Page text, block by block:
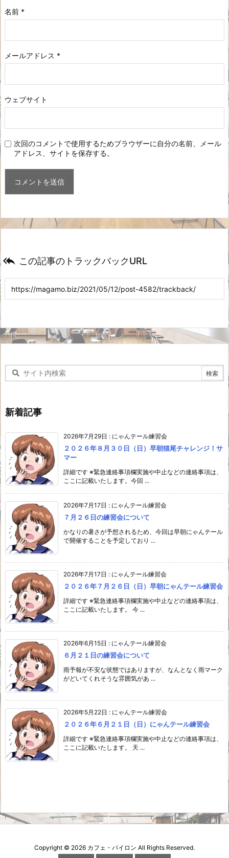
名前 *
メールアドレス *
ウェブサイト
次回のコメントで使用するためブラウザーに自分の名前、メール
アドレス、サイトを保存する。
 この記事のトラックバックURL
新着記事
2026年7月29日 : にゃんテール練習会
２０２６年８月３０日（日）早朝猫尾チャレンジ！サ
マー
詳細です ※緊急連絡事項欄実施や中止などの連絡事項は、
ここに記載いたします。今回 ...
2026年7月17日 : にゃんテール練習会
７月２６日の練習会について
かなりの暑さが予想されるため、今回は早朝にゃんテール
で開催することを予定しており ...
2026年7月17日 : にゃんテール練習会
２０２６年７月２６日（日）早朝にゃんテール練習会
詳細です ※緊急連絡事項欄実施や中止などの連絡事項は、
ここに記載いたします。 今 ...
2026年6月15日 : にゃんテール練習会
６月２１日の練習会について
雨予報が不安な状態ではありますが、なんとなく雨マーク
がどいてくれそうな雰囲気があ ...
2026年5月22日 : にゃんテール練習会
２０２６年６月２１日（日）にゃんテール練習会
詳細です ※緊急連絡事項欄実施や中止などの連絡事項は、
ここに記載いたします。 天 ...
Copyright © 2026 カフェ・パイロン All Rights Reserved.